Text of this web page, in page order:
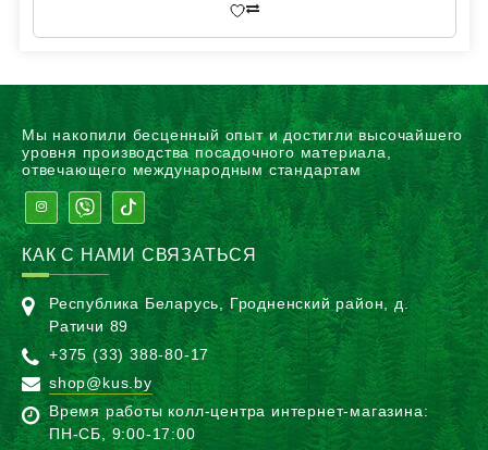
Мы накопили бесценный опыт и достигли высочайшего
уровня производства посадочного материала,
отвечающего международным стандартам
КАК С НАМИ СВЯЗАТЬСЯ
Республика Беларусь, Гродненский район, д.
Ратичи 89
+375 (33) 388-80-17
shop@kus.by
Время работы колл-центра интернет-магазина:
ПН-CБ, 9:00-17:00